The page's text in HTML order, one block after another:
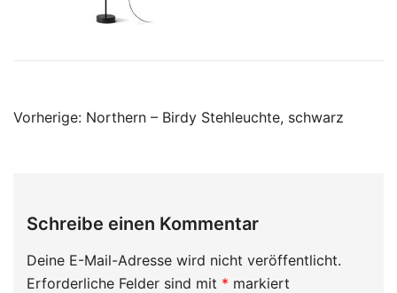
Beitragsnavigation
Vorherige: Northern – Birdy Stehleuchte, schwarz
Schreibe einen Kommentar
Deine E-Mail-Adresse wird nicht veröffentlicht.
Erforderliche Felder sind mit * markiert